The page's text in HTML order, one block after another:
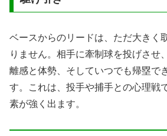
ベースからのリードは、ただ大きく
りません。相手に牽制球を投げさせ
離感と体勢、そしていつでも帰塁で
す。これは、投手や捕手との心理戦
素が強く出ます。